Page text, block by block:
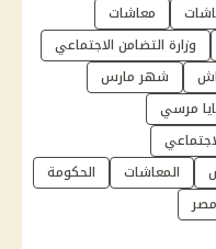
معاشات
وزارة التضامن الاجتماعي
شهر مارس
مرسي
المعاشات
الحكومة
مصر